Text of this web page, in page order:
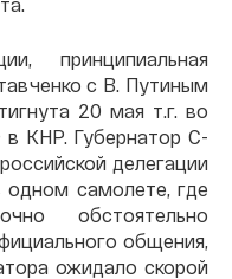
принципиальная
с В. Путиным
20 мая т.г. во
КНР. Губернатор С-
делегации
самолете, где
обстоятельно
общения,
ожидало скорой